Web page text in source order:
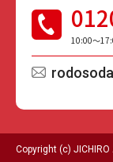
10:00〜
Copyright (c)